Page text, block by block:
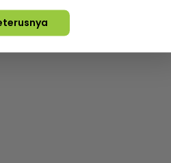
Group Berhad [197101000523